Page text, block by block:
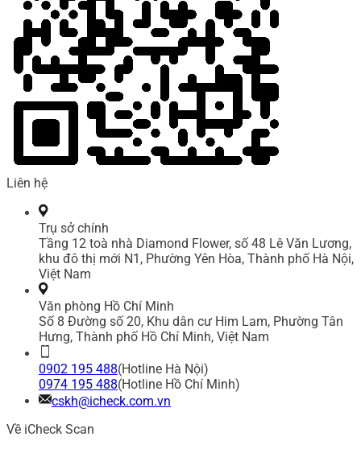
Liên hệ
Trụ sở chính
Tầng 12 toà nhà Diamond Flower, số 48 Lê Văn Lương,
khu đô thị mới N1, Phường Yên Hòa, Thành phố Hà Nội,
Việt Nam
Văn phòng Hồ Chí Minh
Số 8 Đường số 20, Khu dân cư Him Lam, Phường Tân
Hưng, Thành phố Hồ Chí Minh, Việt Nam
0902 195 488(Hotline Hà Nội)
0974 195 488(Hotline Hồ Chí Minh)
cskh@icheck.com.vn
Về iCheck Scan